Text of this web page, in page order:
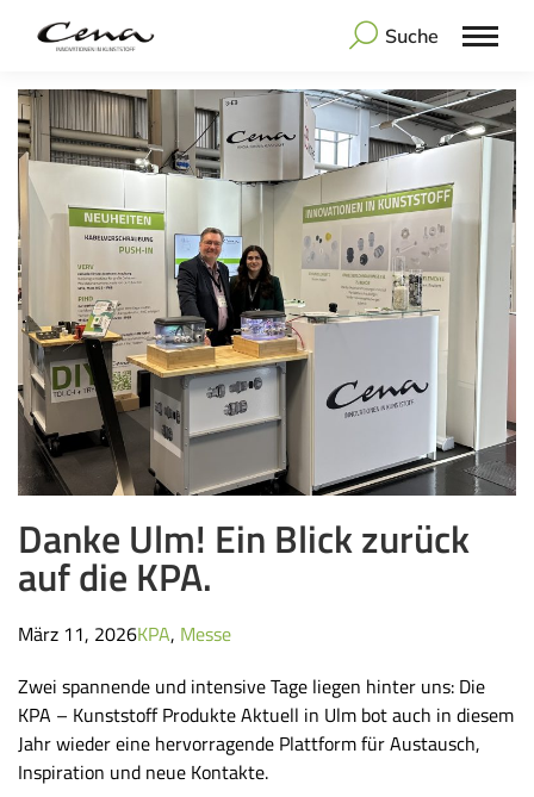
Suche
Danke Ulm! Ein Blick zurück
auf die KPA.
März 11, 2026KPA, Messe
Zwei spannende und intensive Tage liegen hinter uns: Die
KPA – Kunststoff Produkte Aktuell in Ulm bot auch in diesem
Jahr wieder eine hervorragende Plattform für Austausch,
Inspiration und neue Kontakte.